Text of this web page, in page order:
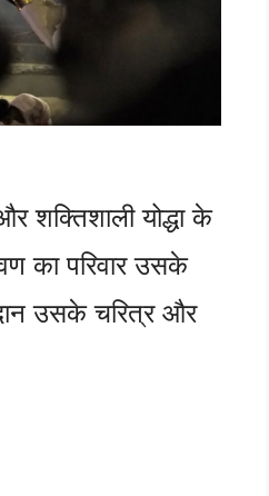
शक्तिशाली योद्धा के
का परिवार उसके
उसके चरित्र और